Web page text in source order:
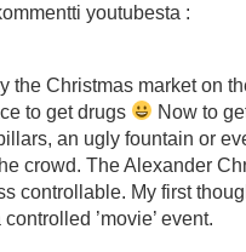
youtubesta :
the Christmas market on
to get drugs
Now to
an ugly fountain or
crowd. The Alexander
controllable. My first
’movie’ event.